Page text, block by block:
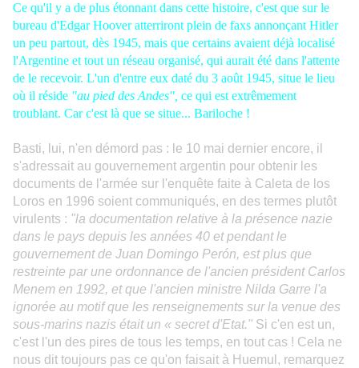
Ce qu'il y a de plus étonnant dans cette histoire, c'est que sur le
bureau d'Edgar Hoover atterriront plein de faxs annonçant Hitler
un peu partout, dès 1945, mais que certains avaient déjà localisé
l'Argentine et tout un réseau organisé, qui aurait été dans l'attente
de le recevoir. L'un d'entre eux daté du 3 août 1945, situe le lieu
où il réside "au pied des Andes", ce qui est extrêmement
troublant. Car c'est là que se situe... Bariloche !
Basti, lui, n'en démord pas : le 10 mai dernier encore, il
s'adressait au gouvernement argentin pour obtenir les
documents de l'armée sur l'enquête faite à Caleta de los
Loros en 1996 soient communiqués, en des termes plutôt
virulents : "la documentation relative à la présence nazie
dans le pays depuis les années 40 et pendant le
gouvernement de Juan Domingo Perón, est plus que
restreinte par une ordonnance de l'ancien président Carlos
Menem en 1992, et que l'ancien ministre Nilda Garre l'a
ignorée au motif que les renseignements sur la venue des
sous-marins nazis était un « secret d'Etat." Si c'en est un,
c'est l'un des pires de tous les temps, en tout cas ! Cela ne
nous dit toujours pas ce qu'on faisait à Huemul, remarquez